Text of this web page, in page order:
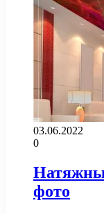
03.06.2022
0
фото